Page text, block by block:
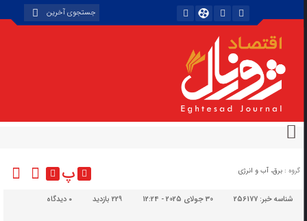
گروه : برق، آب و انرژی پ
شناسه خبر:256177 30 جولای 2025 - 12:24 229 بازدید دیدگاه